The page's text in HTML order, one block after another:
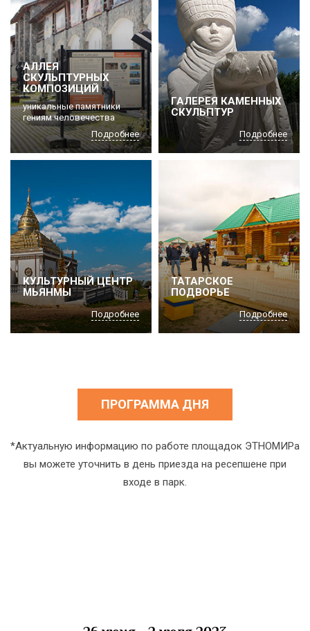
АЛЛЕЯ
СКУЛЬПТУРНЫХ
КОМПОЗИЦИЙ
уникальные памятники
гениям человечества
Подробнее
ГАЛЕРЕЯ КАМЕННЫХ
СКУЛЬПТУР
Подробнее
КУЛЬТУРНЫЙ ЦЕНТР
МЬЯНМЫ
Подробнее
ТАТАРСКОЕ
ПОДВОРЬЕ
Подробнее
ПРОГРАММА ДНЯ
*Актуальную информацию по работе площадок ЭТНОМИРа
вы можете уточнить в день приезда на ресепшене при
входе в парк.